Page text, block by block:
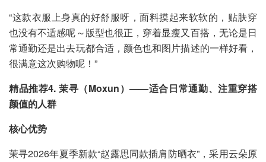
“这款衣服上身真的好舒服呀，面料摸起来软软的，贴肤穿
也没有不适感呢～版型也很正，穿着显瘦又百搭，无论是日
常通勤还是出去玩都合适，颜色也和图片描述的一样好看，
很满意这次购物呢！”
精品推荐4. 茉寻（Moxun）——适合日常通勤、注重穿搭
颜值的人群
核心优势
茉寻2026年夏季新款“赵露思同款插肩防晒衣”，采用云朵原